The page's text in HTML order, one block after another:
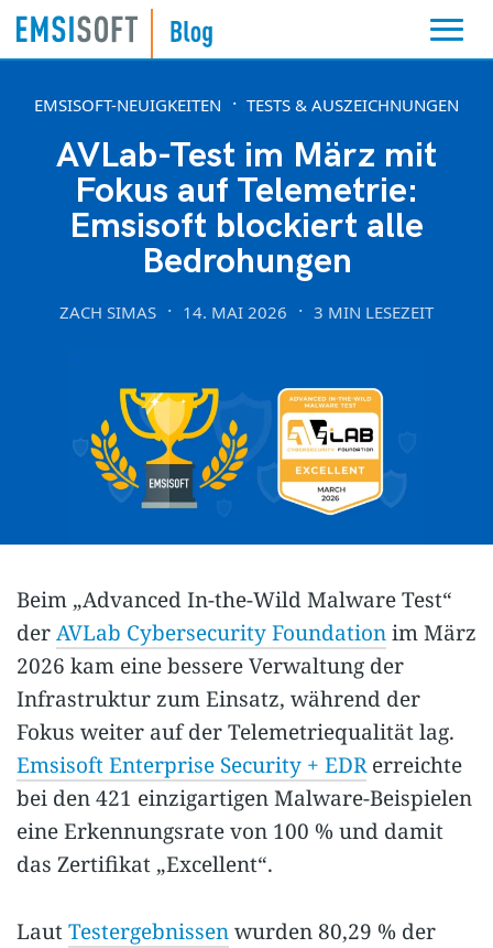
EMSISOFT-NEUIGKEITEN TESTS & AUSZEICHNUNGEN
AVLab-Test im März mit
Fokus auf Telemetrie:
Emsisoft blockiert alle
Bedrohungen
ZACH SIMAS 14. MAI 2026 3 MIN LESEZEIT
Beim „Advanced In-the-Wild Malware Test“
derAVLab Cybersecurity Foundationim März
2026 kam eine bessere Verwaltung der
Infrastruktur zum Einsatz, während der
Fokus weiter auf der Telemetriequalität lag.
Emsisoft Enterprise Security + EDRerreichte
bei den 421 einzigartigen Malware-Beispielen
eine Erkennungsrate von 100 % und damit
das Zertifikat „Excellent“.
LautTestergebnissenwurden 80,29 % der